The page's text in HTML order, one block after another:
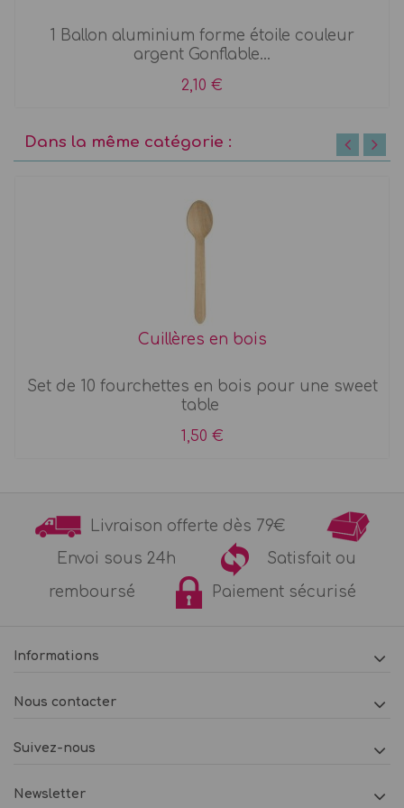
1 Ballon aluminium forme étoile couleur
argent Gonflable...
2,10 €
Dans la même catégorie :
Cuillères en bois
Set de 10 fourchettes en bois pour une sweet
table
1,50 €
Livraison offerte dès 79€
Envoi sous 24h
Satisfait ou
remboursé
Paiement sécurisé
Informations
Nous contacter
Suivez-nous
Newsletter